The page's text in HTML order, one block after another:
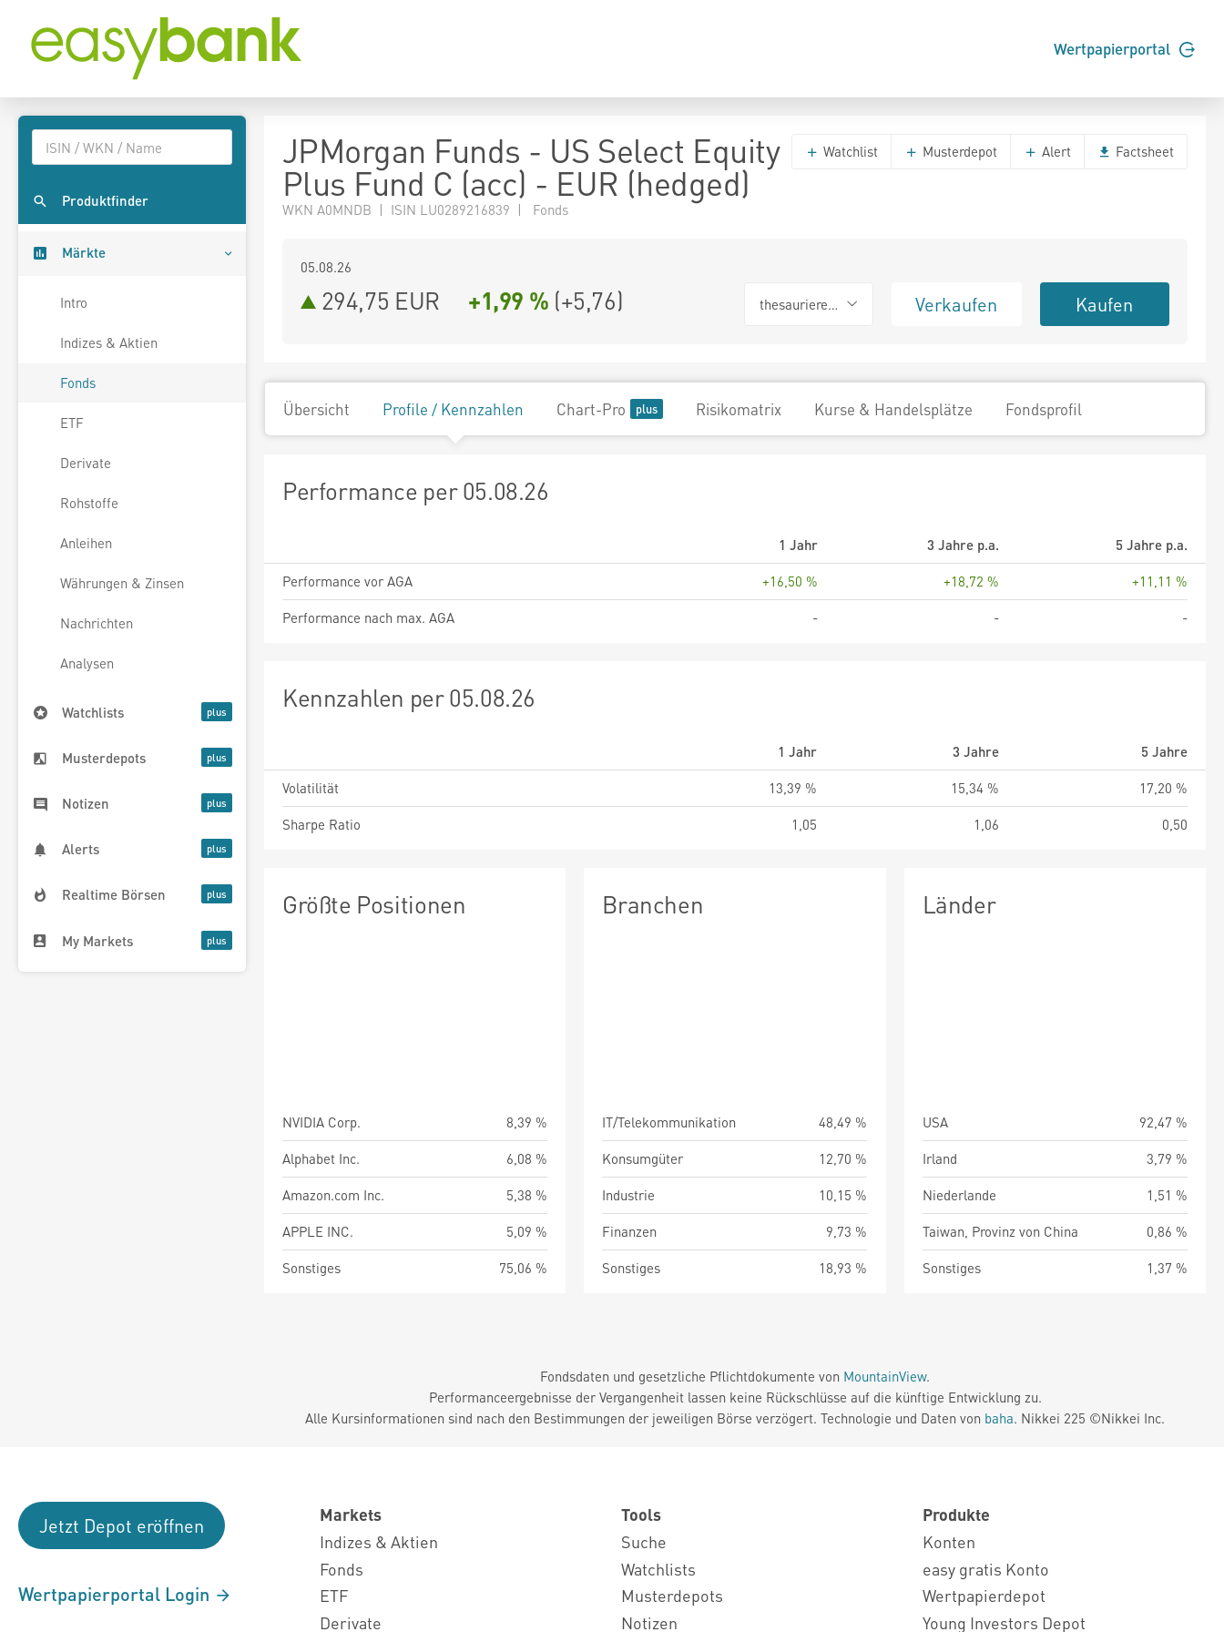
Wertpapierportal
Produktfinder
Märkte
Intro
Indizes & Aktien
Fonds
ETF
Derivate
Rohstoffe
Anleihen
Währungen & Zinsen
Nachrichten
Analysen
Watchlists
Musterdepots
Notizen
Alerts
Realtime Börsen
My Markets
JPMorgan Funds - US Select Equity
Plus Fund C (acc) - EUR (hedged)
WKN A0MNDB | ISIN LU0289216839 | Fonds
Watchlist Musterdepot Alert Factsheet
05.08.26
294,75 EUR +1,99 % (+5,76) thesaurierend Verkaufen Kaufen
Übersicht Profile / Kennzahlen Chart-Pro Risikomatrix Kurse & Handelsplätze Fondsprofil
Performance per 05.08.26
1 Jahr 3 Jahre p.a.
5 Jahre p.a.
Performance vor AGA
+16,50 % +18,72 %
+11,11 %
Performance nach max. AGA
- - -
Kennzahlen per 05.08.26
1 Jahr 3 Jahre
5 Jahre
Volatilität
13,39 % 15,34 %
17,20 %
Sharpe Ratio
1,05 1,06 0,50
Größte Positionen
NVIDIA Corp.
8,39 %
Alphabet Inc.
6,08 %
Amazon.com Inc.
5,38 %
APPLE INC.
5,09 %
Sonstiges
75,06 %
Branchen
IT/Telekommunikation
48,49 %
Konsumgüter
12,70 %
Industrie
10,15 %
Finanzen
9,73 %
Sonstiges
18,93 %
Länder
USA
92,47 %
Irland
3,79 %
Niederlande
1,51 %
Taiwan, Provinz von China
0,86 %
Sonstiges
1,37 %
Fondsdaten und gesetzliche Pflichtdokumente von MountainView.
Performanceergebnisse der Vergangenheit lassen keine Rückschlüsse auf die künftige Entwicklung zu.
Alle Kursinformationen sind nach den Bestimmungen der jeweiligen Börse verzögert. Technologie und Daten von baha. Nikkei 225 ©Nikkei Inc.
Jetzt Depot eröffnen
Wertpapierportal Login
Markets
Indizes & Aktien
Fonds
ETF
Derivate
Tools
Suche
Watchlists
Musterdepots
Notizen
Produkte
Konten
easy gratis Konto
Wertpapierdepot
Young Investors Depot